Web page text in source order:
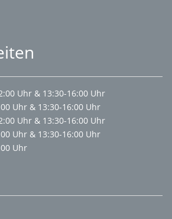
Uhr & 13:30-16:00 Uhr
Uhr & 13:30-16:00 Uhr
Uhr & 13:30-16:00 Uhr
Uhr & 13:30-16:00 Uhr
Uhr